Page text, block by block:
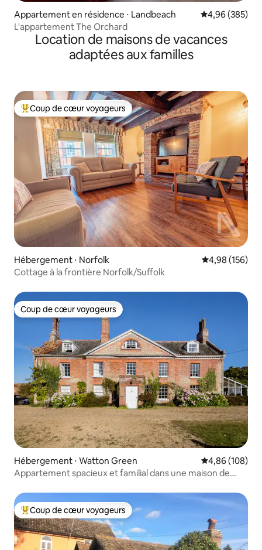
Appartement en résidence ⋅ Landbeach Évaluation
4,96 (385)
L'appartement The Orchard
Location de maisons de vacances
adaptées aux familles
Coups de cœur voyageurs les plus appréciés
Coup de cœur voyageurs
Hébergement ⋅ Norfolk Évaluation
4,98 (156)
Cottage à la frontière Norfolk/Suffolk
Coup de cœur voyageurs
Coup de cœur voyageurs
Hébergement ⋅ Watton Green Évaluation
4,86 (108)
Appartement spacieux et familial dans une maison de
Coups de cœur voyageurs les plus appréciés
Coup de cœur voyageurs